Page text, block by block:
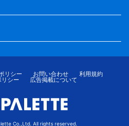
リシー お問い合わせ
利用規約
シー
広告掲載について
Co.,Ltd. All rights reserved.